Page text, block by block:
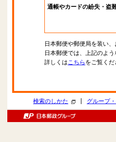
通帳やカードの紛失・盗
日本郵便や郵便局を装い
日本郵便では、上記のよ
詳しくはこちら をご覧くだ
検索のしかた グループ